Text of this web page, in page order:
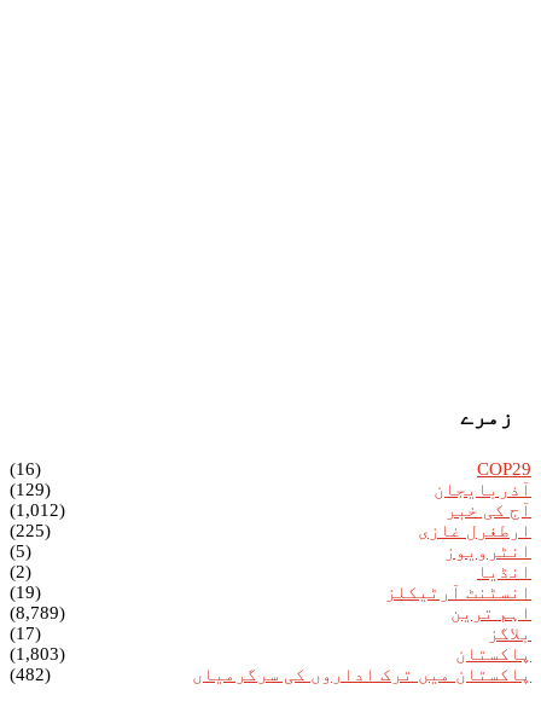
زمرے
COP29
(16)
آذربایجان
(129)
آج کی خبر
(1,012)
ارطغرل غازی
(225)
انٹرویوز
(5)
انڈیا
(2)
انسٹنٹ آرٹیکلز
(19)
اہم ترین
(8,789)
بلاگز
(17)
پاکستان
(1,803)
پاکستان میں ترک اداروں کی سرگرمیاں
(482)